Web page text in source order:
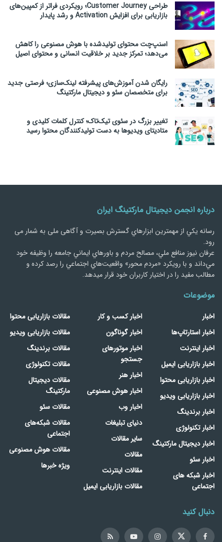
طراحی Customer Journey؛ رویکردی فراتر از کمپین‌های
بازاریابی برای افزایش Activation و رشد پایدار
اسنپ‌چت محتوای تولیدشده با هوش مصنوعی را کاهش
می‌دهد؛ تمرکز جدید بر خلاقیت انسانی و محتوای اصیل
رایگان شدن آموزش‌های پیشرفته لینک‌سازی؛ فرصتی جدید
برای متخصصان سئو و دیجیتال مارکتینگ
تغییر بزرگ در سئوی تیک‌تاک؛ کنترل کلمات کلیدی و
متادیتای ویدیوها به دست تولیدکنندگان محتوا رسید
درباره انجمن دیجیتال مارکتینگ ایران
رسانه يكي از مهمترین ابزارهاي گسترش بصیرت و آگاهی ملی به شمار می
رود.
عرفان نیوز منافع ملي، مصالح مردم و باورهاي ايماني جامعه را وظيفه خود
مي‌داند و با رويكرد «مردم‌ محور» واقعيت‌هاي اجتماعي را رصد کرده و
مطالب مفید را در اختیار کاربران خود قرار میدهد.
موضوعات
اخبار
اخبار استارتاپ‌ها
اخبار اینترنت
اخبار بازاریابی ایمیل
اخبار بازاریابی محتوا
اخبار بازاریابی ویدیو
اخبار برندینگ
اخبار تکنولوژی
اخبار دیجیتال مارکتینگ
اخبار سئو
اخبار شبکه های
اجتماعی
اخبار کسب و کار
اخبار گوناگون
اخبار موتورهای
جستجو
اخبار هنر
اخبار هوش مصنوعی
اخبار وب
دنیای تبلیغات
سایر مقالات
مقالات
مقالات اینترنت
مقالات بازاریابی ایمیل
مقالات بازاریابی محتوا
مقالات بازاریابی ویدیو
مقالات برندینگ
مقالات تکنولوژی
مقالات دیجیتال
مارکتینگ
مقالات سئو
مقالات شبکه‌های
اجتماعی
مقالات هوش مصنوعی
ویژه خبرها
دنبال کنید